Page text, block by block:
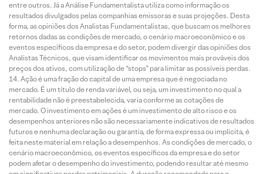
entre outros. Já a Análise Fundamentalista utiliza como informação os
resultados divulgados pelas companhias emissoras e suas projeções. Desta
forma, as opiniões dos Analistas Fundamentalistas, que buscam os melhores
retornos dadas as condições de mercado, o cenário macroeconômico e os
eventos específicos da empresa e do setor, podem divergir das opiniões dos
Analistas Técnicos, que visam identificar os movimentos mais prováveis dos
preços dos ativos, com utilização de “stops” para limitar as possíveis perdas.
Ação é uma fração do capital de uma empresa que é negociada no
mercado. É um título de renda variável, ou seja, um investimento no qual a
rentabilidade não é preestabelecida, varia conforme as cotações de
mercado. O investimento em ações é um investimento de alto risco e os
desempenhos anteriores não são necessariamente indicativos de resultados
futuros e nenhuma declaração ou garantia, de forma expressa ou implícita, é
feita neste material em relação a desempenhos. As condições de mercado, o
cenário macroeconômico, os eventos específicos da empresa e do setor
podem afetar o desempenho do investimento, podendo resultar até mesmo